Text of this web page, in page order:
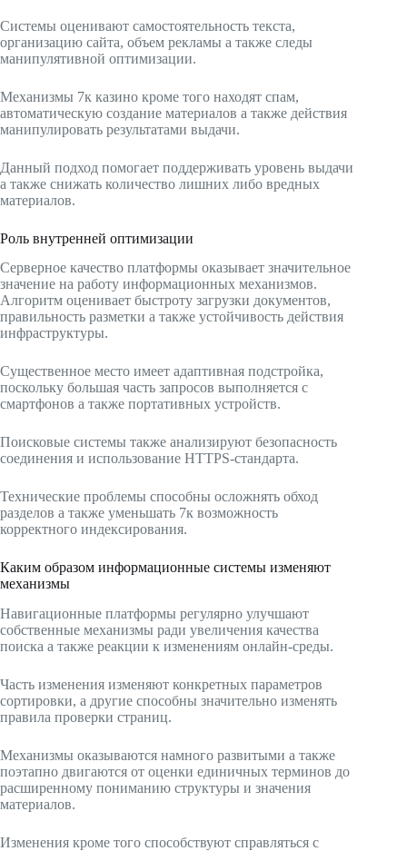
Системы оценивают самостоятельность текста,
организацию сайта, объем рекламы а также следы
манипулятивной оптимизации.
Механизмы 7к казино кроме того находят спам,
автоматическую создание материалов а также действия
манипулировать результатами выдачи.
Данный подход помогает поддерживать уровень выдачи
а также снижать количество лишних либо вредных
материалов.
Роль внутренней оптимизации
Серверное качество платформы оказывает значительное
значение на работу информационных механизмов.
Алгоритм оценивает быстроту загрузки документов,
правильность разметки а также устойчивость действия
инфраструктуры.
Существенное место имеет адаптивная подстройка,
поскольку большая часть запросов выполняется с
смартфонов а также портативных устройств.
Поисковые системы также анализируют безопасность
соединения и использование HTTPS-стандарта.
Технические проблемы способны осложнять обход
разделов а также уменьшать 7к возможность
корректного индексирования.
Каким образом информационные системы изменяют
механизмы
Навигационные платформы регулярно улучшают
собственные механизмы ради увеличения качества
поиска а также реакции к изменениям онлайн-среды.
Часть изменения изменяют конкретных параметров
сортировки, а другие способны значительно изменять
правила проверки страниц.
Механизмы оказываются намного развитыми а также
поэтапно двигаются от оценки единичных терминов до
расширенному пониманию структуры и значения
материалов.
Изменения кроме того способствуют справляться с